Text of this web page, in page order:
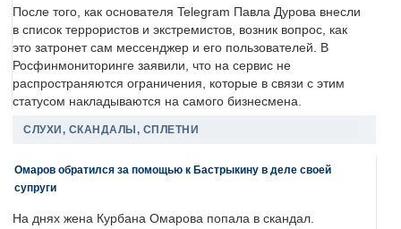
После того, как основателя Telegram Павла Дурова внесли
в список террористов и экстремистов, возник вопрос, как
это затронет сам мессенджер и его пользователей. В
Росфинмониторинге заявили, что на сервис не
распространяются ограничения, которые в связи с этим
статусом накладываются на самого бизнесмена.
СЛУХИ, СКАНДАЛЫ, СПЛЕТНИ
Омаров обратился за помощью к Бастрыкину в деле своей
супруги
На днях жена Курбана Омарова попала в скандал.